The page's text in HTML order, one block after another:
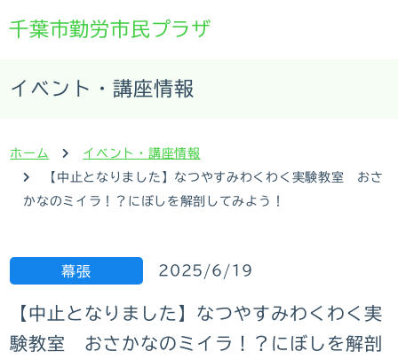
千葉市勤労市民プラザ
イベント・講座情報
ホーム
イベント・講座情報
【中止となりました】なつやすみわくわく実験教室 おさ
かなのミイラ！？にぼしを解剖してみよう！
幕張 2025/6/19
【中止となりました】なつやすみわくわく実
験教室 おさかなのミイラ！？にぼしを解剖